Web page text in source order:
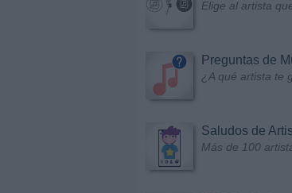
Elige al artista
Preguntas de
¿A qué artista te
Saludos de
Más de 100